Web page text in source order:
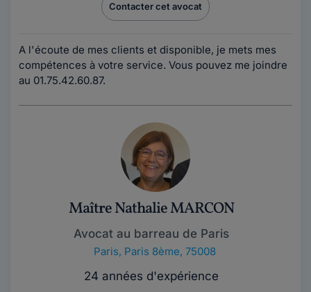
Contacter cet avocat
A l'écoute de mes clients et disponible, je mets mes
compétences à votre service. Vous pouvez me joindre
au 01.75.42.60.87.
Maître Nathalie MARCON
Avocat au barreau de Paris
Paris, Paris 8ème, 75008
24 années d'expérience